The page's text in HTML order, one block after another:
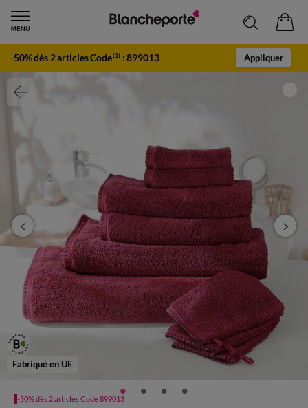
-50% dès 2 articles Code(1) :899013 Appliquer
Fabriqué en UE
-50% dès 2 articles Code 899013